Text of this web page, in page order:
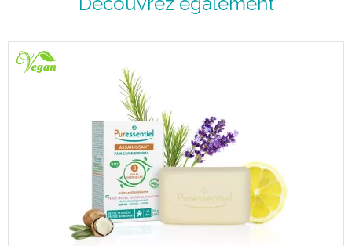
Formule brevetée de 41 huiles essentielles :
Aneth, anis, basilic, Bay st thomas, bois de rose, cajeput,
cannelle de chine, cèdre de l’atlas, citron, citronnelle, cumin,
cyprès, eucalyptus, fenouil, baies de genévrier, géranium,
gingembre, clou de girofle, lavande officinale, lavandin grosso,
macis, mandarine, marjolaine sauvage, mélisse, menthe crépue,
menthe poivrée, myrrhe, niaouli, orange, origan, persil, petit
grain bigaradier, pin sylvestre, romarin, sarriette, sauge officinale,
serpolet, tea tree, thym, verveine, wintergreen pour détruire
acariens, germes, virus, champignons microscopiques,
mauvaises odeurs…